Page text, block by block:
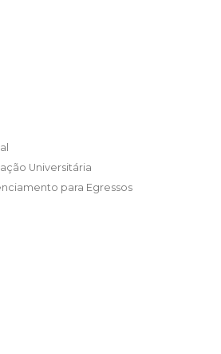
Universitária
para Egressos